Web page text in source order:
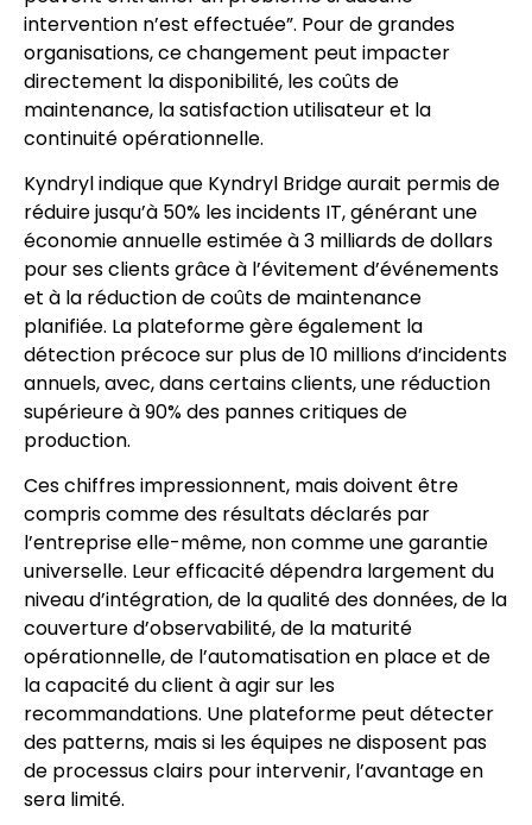
intervention n’est effectuée”. Pour de grandes
organisations, ce changement peut impacter
directement la disponibilité, les coûts de
maintenance, la satisfaction utilisateur et la
continuité opérationnelle.
Kyndryl indique que Kyndryl Bridge aurait permis de
réduire jusqu’à 50% les incidents IT, générant une
économie annuelle estimée à 3 milliards de dollars
pour ses clients grâce à l’évitement d’événements
et à la réduction de coûts de maintenance
planifiée. La plateforme gère également la
détection précoce sur plus de 10 millions d’incidents
annuels, avec, dans certains clients, une réduction
supérieure à 90% des pannes critiques de
production.
Ces chiffres impressionnent, mais doivent être
compris comme des résultats déclarés par
l’entreprise elle-même, non comme une garantie
universelle. Leur efficacité dépendra largement du
niveau d’intégration, de la qualité des données, de la
couverture d’observabilité, de la maturité
opérationnelle, de l’automatisation en place et de
la capacité du client à agir sur les
recommandations. Une plateforme peut détecter
des patterns, mais si les équipes ne disposent pas
de processus clairs pour intervenir, l’avantage en
sera limité.